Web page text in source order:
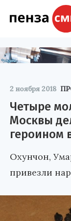
2 ноября 2018
Четыре
Москвы
героином
Охунчон,
привезли